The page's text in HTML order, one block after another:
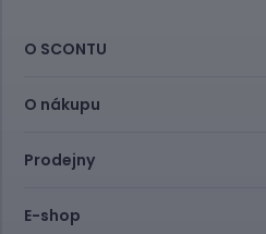
O SCONTU
O nákupu
Prodejny
E-shop